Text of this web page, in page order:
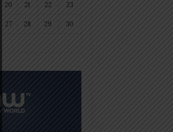
20 21 22 23
27 28 29 30